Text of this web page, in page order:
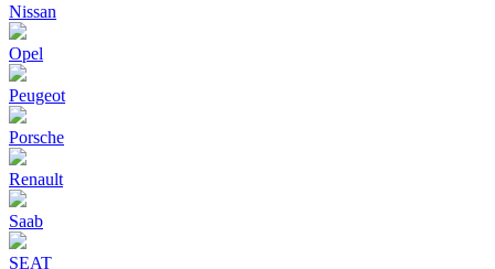
Nissan
Opel
Peugeot
Porsche
Renault
Saab
SEAT